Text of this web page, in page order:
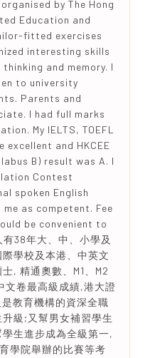
by The Hong
Education and
fitted exercises
interesting skills
and memory. I
to university
Parents and
I had full marks
My IELTS, TOEFL
excellent and HKCEE
B) result was A. I
Contest
spoken English
as competent. Fee
be convenient to
38年大、中、小學及
學校及本港、中英文
, 精通奧數、M1、M2
文卷最高級成績,港大證
教育機構的資深全職
級;又幫男女補習學生
生進步成為全級第一,
學院舉辦的比賽等考